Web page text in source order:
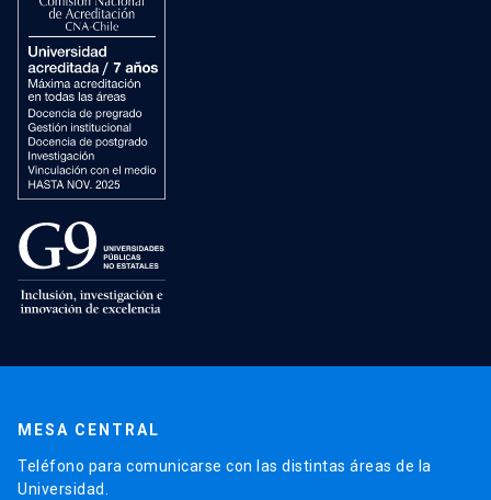
MESA CENTRAL
Teléfono para comunicarse con las distintas áreas de la
Universidad.